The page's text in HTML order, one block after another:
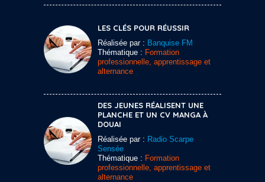
LES CLÉS POUR RÉUSSIR
Réalisée par : Banquise FM
Thématique : Formation
professionnelle, apprentissage et
alternance
DES JEUNES RÉALISENT UNE
PLANCHE ET UN CV MANGA À
DOUAI
Réalisée par : Radio Scarpe
Sensée
Thématique : Formation
professionnelle, apprentissage et
alternance